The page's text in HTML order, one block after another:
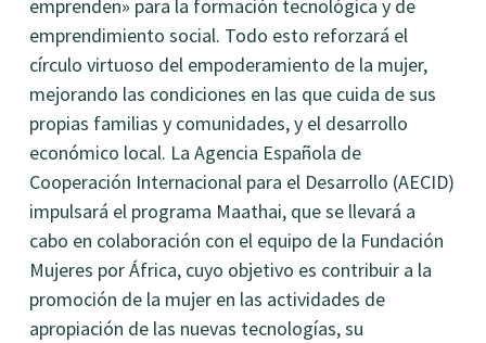
emprenden» para la formación tecnológica y de
emprendimiento social. Todo esto reforzará el
círculo virtuoso del empoderamiento de la mujer,
mejorando las condiciones en las que cuida de sus
propias familias y comunidades, y el desarrollo
económico local. La Agencia Española de
Cooperación Internacional para el Desarrollo (AECID)
impulsará el programa Maathai, que se llevará a
cabo en colaboración con el equipo de la Fundación
Mujeres por África, cuyo objetivo es contribuir a la
promoción de la mujer en las actividades de
apropiación de las nuevas tecnologías, su